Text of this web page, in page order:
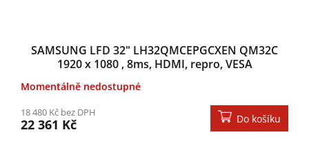
SAMSUNG LFD 32" LH32QMCEPGCXEN QM32C
1920 x 1080 , 8ms, HDMI, repro, VESA
Momentálně nedostupné
18 480 Kč bez DPH
22 361 Kč Do košíku